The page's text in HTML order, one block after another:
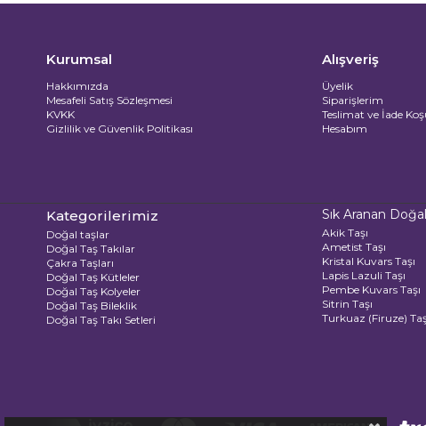
Kurumsal
Hakkımızda
Mesafeli Satış Sözleşmesi
KVKK
Gizlilik ve Güvenlik Politikası
Alışveriş
Üyelik
Siparişlerim
Teslimat ve İade
Hesabım
Kategorilerimiz
Doğal taşlar
Doğal Taş Takılar
Çakra Taşları
Doğal Taş Kütleler
Doğal Taş Kolyeler
Doğal Taş Bileklik
Doğal Taş Takı Setleri
Sık Aranan
Akik Taşı
Ametist Taşı
Kristal Kuvars Taşı
Lapis Lazuli Taşı
Pembe Kuvars Taşı
Sitrin Taşı
Turkuaz (Firuze)